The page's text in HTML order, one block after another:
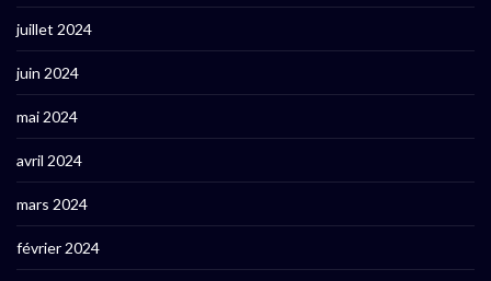
juillet 2024
juin 2024
mai 2024
avril 2024
mars 2024
février 2024